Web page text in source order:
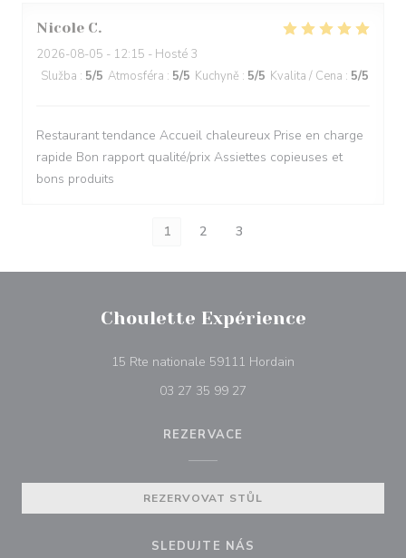
Nicole C
2026-08-05 - 12:15 - Hosté 3
Služba : 5/5 Atmosféra : 5/5 Kuchyně : 5/5 Kvalita / Cena : 5/5
Restaurant tendance Accueil chaleureux Prise en charge
rapide Bon rapport qualité/prix Assiettes copieuses et
bons produits
1 2 3
Choulette Expérience
15 Rte nationale 59111 Hordain
03 27 35 99 27
REZERVACE
REZERVOVAT STŮL
SLEDUJTE NÁS